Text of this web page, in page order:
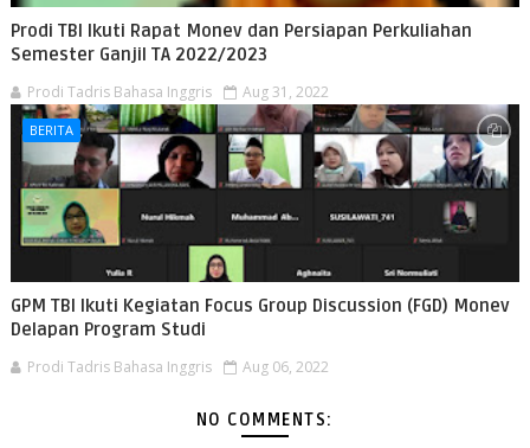
Prodi TBI Ikuti Rapat Monev dan Persiapan Perkuliahan
Semester Ganjil TA 2022/2023
Prodi Tadris Bahasa Inggris Aug 31, 2022
BERITA
GPM TBI Ikuti Kegiatan Focus Group Discussion (FGD) Monev
Delapan Program Studi
Prodi Tadris Bahasa Inggris Aug 06, 2022
NO COMMENTS: